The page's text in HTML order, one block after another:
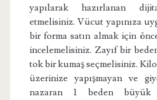
yapılarak hazırlanan
etmelisiniz. Vücut yapınıza
bir forma satın almak için
incelemelisiniz. Zayıf bir
tok bir kumaş seçmelisiniz.
üzerinize yapışmayan ve
nazaran 1 beden büyük